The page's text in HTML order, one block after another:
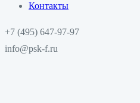
Контакты
+7 (495) 647-97-97
info@psk-f.ru